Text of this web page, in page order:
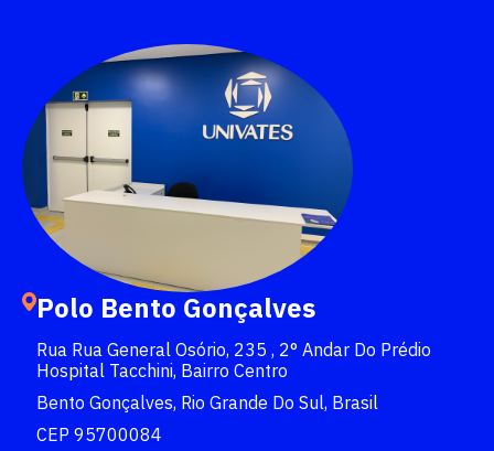
Polo Bento Gonçalves
Rua Rua General Osório, 235 , 2° Andar Do Prédio
Hospital Tacchini, Bairro Centro
Bento Gonçalves, Rio Grande Do Sul, Brasil
CEP 95700084
Escolha a vaga que você
quer concorrer:
vagas a partir do 2º ano de curso